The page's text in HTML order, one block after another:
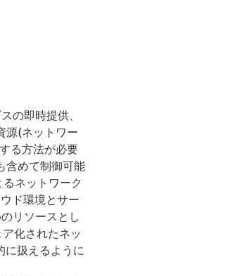
の即時提供、
源(ネットワー
る方法が必要
含めて制御可能
ネットワーク
ド環境とサー
リソースとし
化されたネッ
に扱えるように